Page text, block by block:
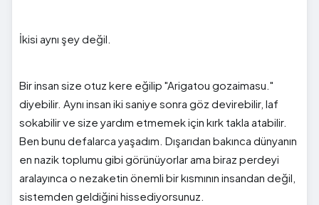
İkisi aynı şey değil.
Bir insan size otuz kere eğilip "Arigatou gozaimasu."
diyebilir. Aynı insan iki saniye sonra göz devirebilir, laf
sokabilir ve size yardım etmemek için kırk takla atabilir.
Ben bunu defalarca yaşadım. Dışarıdan bakınca dünyanın
en nazik toplumu gibi görünüyorlar ama biraz perdeyi
aralayınca o nezaketin önemli bir kısmının insandan değil,
sistemden geldiğini hissediyorsunuz.